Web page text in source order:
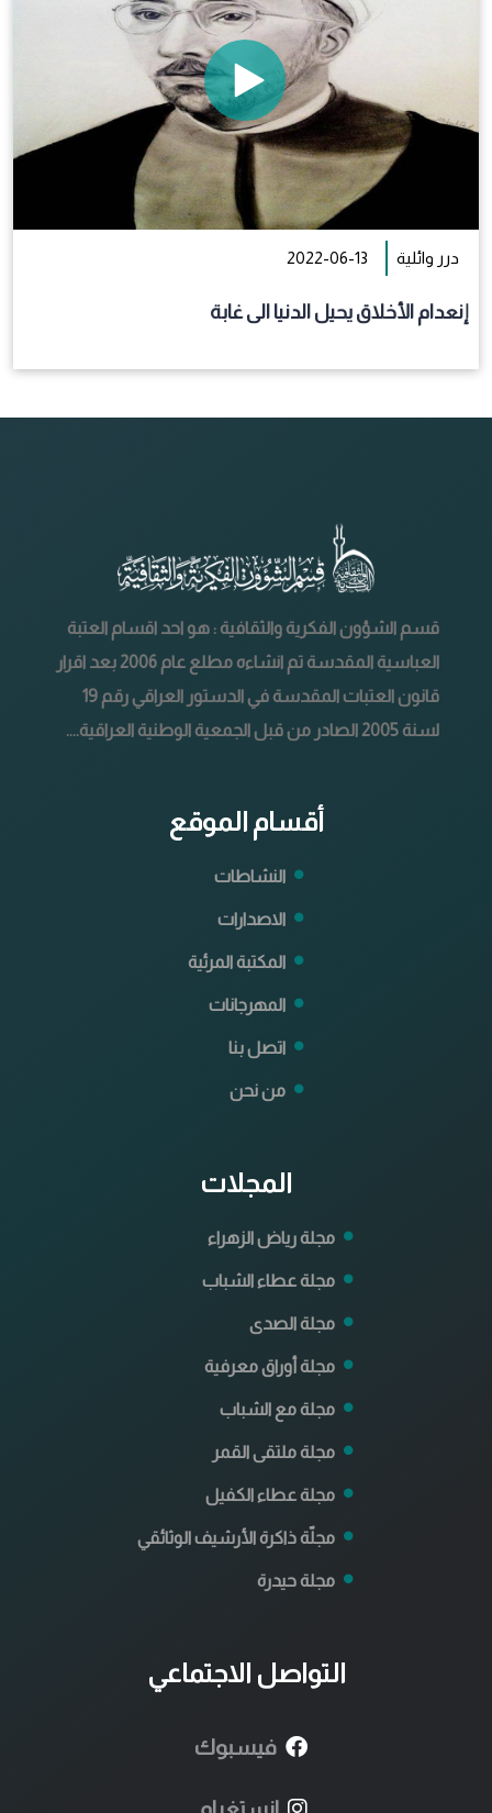
درر وائلية 2022-06-13
إنعدام الأخلاق يحيل الدنيا الى غابة
قسم الشؤون الفكرية والثقافية : هو احد اقسام العتبة
العباسية المقدسة تم انشاءه مطلع عام 2006 بعد اقرار
قانون العتبات المقدسة في الدستور العراقي رقم 19
لسنة 2005 الصادر من قبل الجمعية الوطنية العراقية....
أقسام الموقع
النشاطات
الاصدارات
المكتبة المرئية
المهرجانات
اتصل بنا
من نحن
المجلات
مجلة رياض الزهراء
مجلة عطاء الشباب
مجلة الصدى
مجلة أوراق معرفية
مجلة مع الشباب
مجلة ملتقى القمر
مجلة عطاء الكفيل
مجلّة ذاكرة الأرشيف الوثائقي
مجلة حيدرة
التواصل الاجتماعي
فيسبوك